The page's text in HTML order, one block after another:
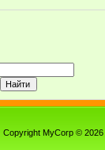
Copyright MyCorp © 2026